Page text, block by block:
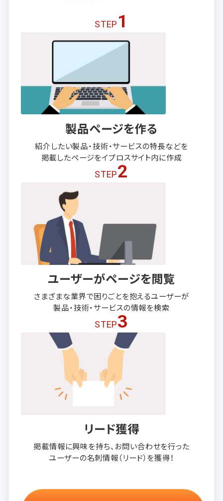
STEP 1
製品ページを作る
紹介したい製品・技術・サービスの特長などを
掲載したページをイプロスサイト内に作成
STEP2
ユーザーがページを閲覧
さまざまな業界で困りごとを抱えるユーザーが
製品・技術・サービスの情報を検索
STEP3
リード獲得
掲載情報に興味を持ち、 お問い合わせを行った
ユーザーの名刺情報（リード）を獲得！